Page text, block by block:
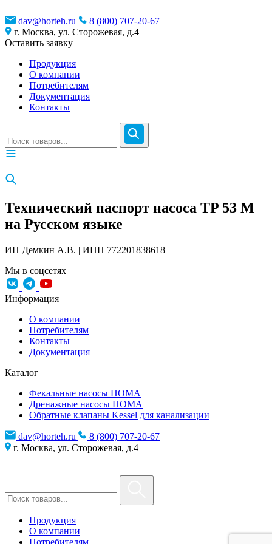
dav@horteh.ru
8 (800) 707-20-67
г. Москва, ул. Сторожевая, д.4
Оставить заявку
Продукция
О компании
Потребителям
Документация
Контакты
Технический паспорт насоса TP 53 M
на Русском языке
ИП Демкин А.В. | ИНН 772201838618
Мы в соцсетях
Информация
О компании
Потребителям
Контакты
Документация
Каталог
Фекальные насосы HOMA
Дренажные насосы HOMA
Обратные клапаны Kessel для канализации
dav@horteh.ru
8 (800) 707-20-67
г. Москва, ул. Сторожевая, д.4
Продукция
О компании
Потребителям